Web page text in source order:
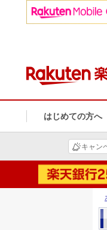
はじめての方へ
キャン